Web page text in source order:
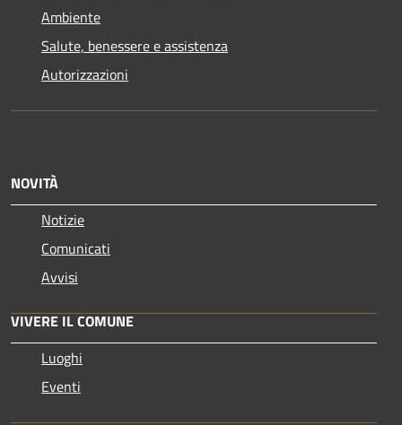
Ambiente
Salute, benessere e assistenza
Autorizzazioni
NOVITÀ
Notizie
Comunicati
Avvisi
VIVERE IL COMUNE
Luoghi
Eventi